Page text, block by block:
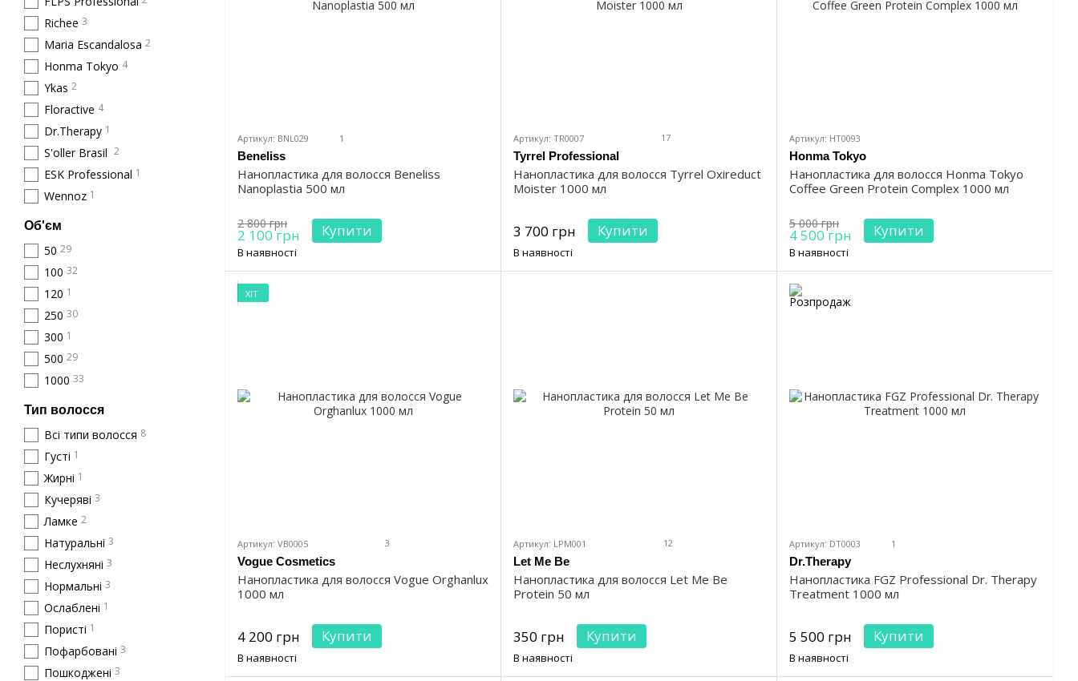
Артикул: BNL029 1
Beneliss
Нанопластика для волосся Beneliss
Nanoplastia 500 мл
2 800 грн
2 100 грн Купити
В наявності
Артикул: TR0007 17
Tyrrel Professional
Нанопластика для волосся Tyrrel Oxireduct
Moister 1000 мл
3 700 грн Купити
В наявності
Артикул: HT0093
Honma Tokyo
Нанопластика для волосся Honma Tokyo
Coffee Green Protein Complex 1000 мл
5 000 грн
4 500 грн Купити
В наявності
ХІТ
Артикул: VB0005 3
Vogue Cosmetics
Нанопластика для волосся Vogue Orghanlux
1000 мл
4 200 грн Купити
В наявності
Артикул: LPM001 12
Let Me Be
Нанопластика для волосся Let Me Be
Protein 50 мл
350 грн Купити
В наявності
Артикул: DT0003 1
Dr.Therapy
Нанопластика FGZ Professional Dr. Therapy
Treatment 1000 мл
5 500 грн Купити
В наявності
Richee 3
Maria Escandalosa 2
Honma Tokyo 4
Ykas 2
Floractive 4
Dr.Therapy 1
S'oller Brasil 2
ESK Professional 1
Wennoz 1
Об'єм
50 29
100 32
120 1
250 30
300 1
500 29
1000 33
Тип волосся
Всі типи волосся 8
Густі 1
Жирні 1
Кучеряві 3
Ламке 2
Натуральні 3
Неслухняні 3
Нормальні 3
Ослаблені 1
Пористі 1
Пофарбовані 3
Пошкоджені 3